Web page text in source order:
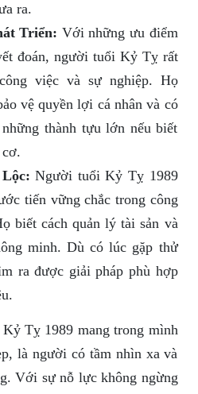
ra.
Triển: Với những ưu điểm
đoán, người tuổi Kỷ Tỵ rất
việc và sự nghiệp. Họ
vệ quyền lợi cá nhân và có
thành tựu lớn nếu biết
Người tuổi Kỷ Tỵ 1989
tiến vững chắc trong công
biết cách quản lý tài sản và
minh. Dù có lúc gặp thử
ra được giải pháp phù hợp
Tỵ 1989 mang trong mình
là người có tầm nhìn xa và
Với sự nỗ lực không ngừng